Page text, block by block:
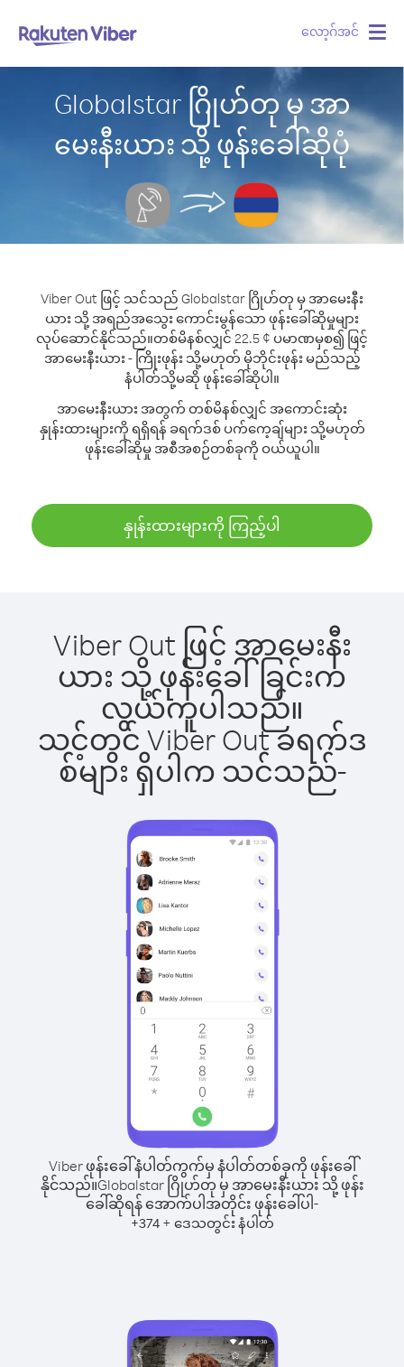
လော့ဂ်အင်
Globalstar ဂြိုဟ်တု မှ အာ
မေးနီးယား သို့ ဖုန်းခေါ်ဆိုပုံ
Viber Out ဖြင့် သင်သည် Globalstar ဂြိုဟ်တု မှ အာမေးနီး
ယား သို့ အရည်အသွေး ကောင်းမွန်သော ဖုန်းခေါ်ဆိုမှုများ
လုပ်ဆောင်နိုင်သည်။တစ်မိနစ်လျှင် 22.5 ¢ ပမာဏမှစ၍ ဖြင့်
အာမေးနီးယား - ကြိုးဖုန်း သို့မဟုတ် မိုဘိုင်းဖုန်း မည်သည့်
နံပါတ်သို့မဆို ဖုန်းခေါ်ဆိုပါ။
အာမေးနီးယား အတွက် တစ်မိနစ်လျှင် အကောင်းဆုံး
နှုန်းထားများကို ရရှိရန် ခရက်ဒစ် ပက်ကေ့ချ်များ သို့မဟုတ်
ဖုန်းခေါ်ဆိုမှု အစီအစဉ်တစ်ခုကို ဝယ်ယူပါ။
နှုန်းထားများကို ကြည့်ပါ
Viber Out ဖြင့် အာမေးနီး
ယား သို့ ဖုန်းခေါ်ခြင်းက
လွယ်ကူပါသည်။
သင့်တွင် Viber Out ခရက်ဒ
စ်များ ရှိပါက သင်သည်-
Viber ဖုန်းခေါ်နံပါတ်ကွက်မှ နံပါတ်တစ်ခုကို ဖုန်းခေါ်
နိုင်သည်။Globalstar ဂြိုဟ်တု မှ အာမေးနီးယား သို့ ဖုန်း
ခေါ်ဆိုရန် အောက်ပါအတိုင်း ဖုန်းခေါ်ပါ-
+374+ ဒေသတွင်း နံပါတ်